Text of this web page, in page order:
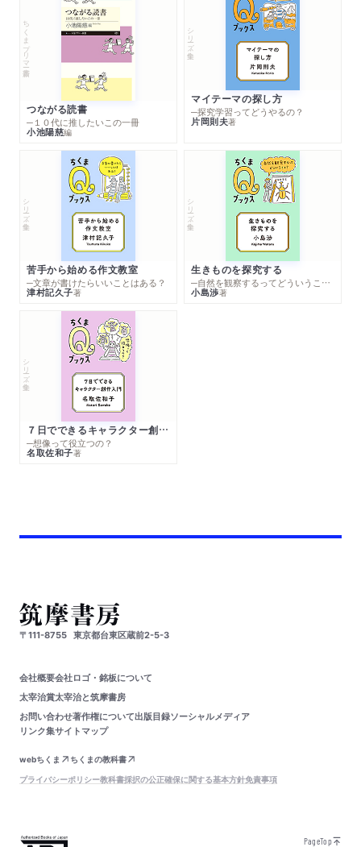
ちくまプリマー新書
つながる読書
─１０代に推したいこの一冊
小池陽慈編
シリーズ・全集
マイテーマの探し方
─探究学習ってどうやるの？
片岡則夫著
シリーズ・全集
苦手から始める作文教室
─文章が書けたらいいことはある？
津村記久子著
シリーズ・全集
生きものを探究する
─自然を観察するってどういうこと？
小島渉著
シリーズ・全集
７日でできるキャラクター創作入門
─想像って役立つの？
名取佐和子著
〒111-8755 東京都台東区蔵前2-5-3
会社概要会社ロゴ・銘板について
太宰治賞太宰治と筑摩書房
お問い合わせ著作権について出版目録ソーシャルメディア
リンク集サイトマップ
webちくま
ちくまの教科書
プライバシーポリシー教科書採択の公正確保に関する基本方針免責事項
PageTop